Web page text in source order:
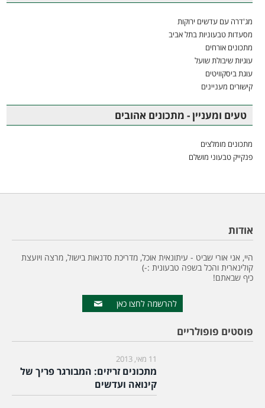
מג'דרה עם עדשים ירוקות
מסעדות טבעוניות בתל אביב
מתכונים אורחים
עוגיות שיבולת שועל
עוגת ביסקוויטים
קישורים מעניינים
טעים ומעניין - מתכונים אהובים
מתכונים מומלצים
פנקייק טבעוני מושלם
אודות
היי, אני אורי שביט - עיתונאית אוכל, מדריכת סדנאות בישול, מרצה ויועצת
קולינארית והכל בשפה טבעונית :-)
כיף שבאתם!
להרשמה לחצו כאן
פוסטים פופולריים
11 מאי, 2013
מתכונים זריזים: המבורגר פריך של
קינואה ועדשים